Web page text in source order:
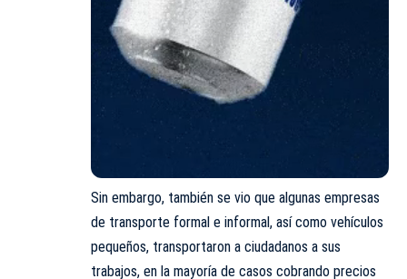
Sin embargo, también se vio que algunas empresas
de transporte formal e informal, así como vehículos
pequeños, transportaron a ciudadanos a sus
trabajos, en la mayoría de casos cobrando precios